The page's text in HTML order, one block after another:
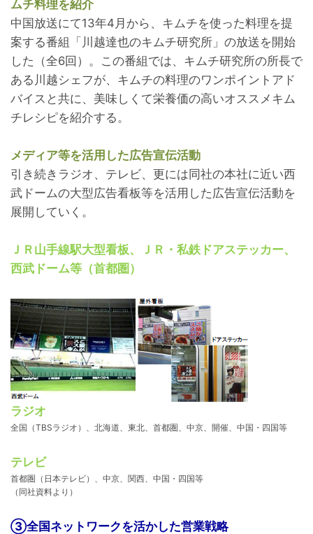
ムチ料理を紹介
中国放送にて13年4月から、キムチを使った料理を提
案する番組「川越達也のキムチ研究所」の放送を開始
した（全6回）。この番組では、キムチ研究所の所長で
ある川越シェフが、キムチの料理のワンポイントアド
バイスと共に、美味しくて栄養価の高いオススメキム
チレシピを紹介する。
メディア等を活用した広告宣伝活動
引き続きラジオ、テレビ、更には同社の本社に近い西
武ドームの大型広告看板等を活用した広告宣伝活動を
展開していく。
ＪＲ山手線駅大型看板、ＪＲ・私鉄ドアステッカー、
西武ドーム等（首都圏）
ラジオ
全国（TBSラジオ）、北海道、東北、首都圏、中京、開催、中国・四国等
テレビ
首都圏（日本テレビ）、中京、関西、中国・四国等
（同社資料より）
③全国ネットワークを活かした営業戦略